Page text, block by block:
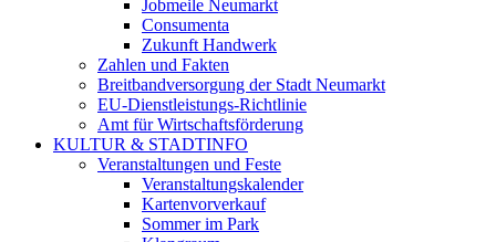
Jobmeile Neumarkt
Consumenta
Zukunft Handwerk
Zahlen und Fakten
Breitbandversorgung der Stadt Neumarkt
EU-Dienstleistungs-Richtlinie
Amt für Wirtschaftsförderung
KULTUR & STADTINFO
Veranstaltungen und Feste
Veranstaltungskalender
Kartenvorverkauf
Sommer im Park